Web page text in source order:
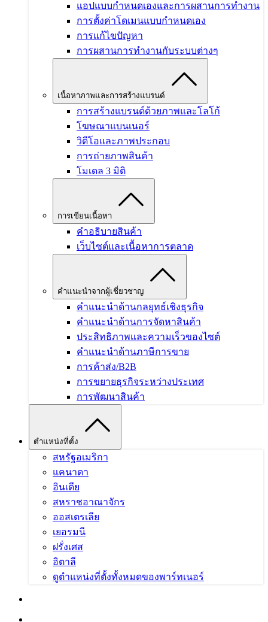
แอปแบบกำหนดเองและการผสานการทำงาน
การตั้งค่าโดเมนแบบกำหนดเอง
การแก้ไขปัญหา
การผสานการทำงานกับระบบต่างๆ
เนื้อหาภาพและการสร้างแบรนด์
การสร้างแบรนด์ด้วยภาพและโลโก้
โฆษณาแบนเนอร์
วิดีโอและภาพประกอบ
การถ่ายภาพสินค้า
โมเดล 3 มิติ
การเขียนเนื้อหา
คำอธิบายสินค้า
เว็บไซต์และเนื้อหาการตลาด
คำแนะนำจากผู้เชี่ยวชาญ
คำแนะนำด้านกลยุทธ์เชิงธุรกิจ
คำแนะนำด้านการจัดหาสินค้า
ประสิทธิภาพและความเร็วของไซต์
คำแนะนำด้านภาษีการขาย
การค้าส่ง/B2B
การขยายธุรกิจระหว่างประเทศ
การพัฒนาสินค้า
ตำแหน่งที่ตั้ง
สหรัฐอเมริกา
แคนาดา
อินเดีย
สหราชอาณาจักร
ออสเตรเลีย
เยอรมนี
ฝรั่งเศส
อิตาลี
ดูตำแหน่งที่ตั้งทั้งหมดของพาร์ทเนอร์